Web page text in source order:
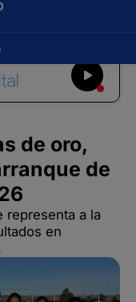
de oro,
de
representa a la
en